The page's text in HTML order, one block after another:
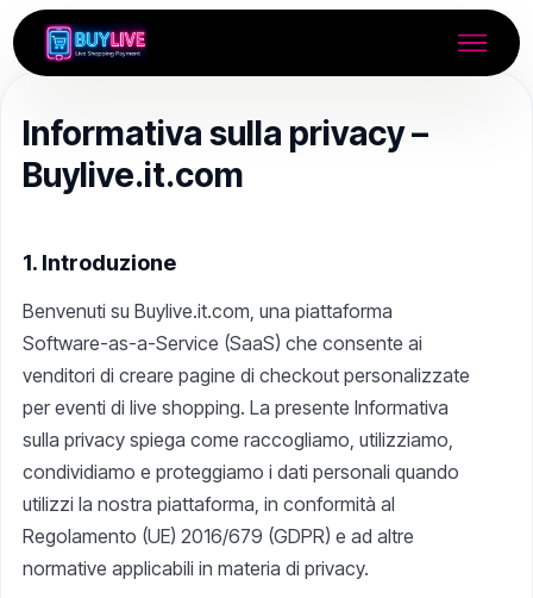
Informativa sulla privacy –
Buylive.it.com
1. Introduzione
Benvenuti su Buylive.it.com, una piattaforma
Software-as-a-Service (SaaS) che consente ai
venditori di creare pagine di checkout personalizzate
per eventi di live shopping. La presente Informativa
sulla privacy spiega come raccogliamo, utilizziamo,
condividiamo e proteggiamo i dati personali quando
utilizzi la nostra piattaforma, in conformità al
Regolamento (UE) 2016/679 (GDPR) e ad altre
normative applicabili in materia di privacy.